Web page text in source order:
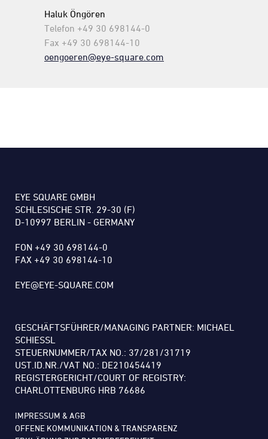
Haluk Öngören
Telefon +49 30 698144-0
Fax +49 30 698144-10
oengoeren@eye-square.com
EYE SQUARE GMBH
SCHLESISCHE STR. 29-30 (F)
D-10997 BERLIN - GERMANY
FON +49 30 698144-0
FAX +49 30 698144-10
EYE@EYE-SQUARE.COM
GESCHÄFTSFÜHRER/MANAGING PARTNER: MICHAEL
SCHIESSL
STEUERNUMMER/TAX NO.: 37/281/31719
UST.ID.NR./VAT NO.: DE210454419
REGISTERGERICHT/COURT OF REGISTRY:
CHARLOTTENBURG HRB 76686
IMPRESSUM & AGB
OFFENE KOMMUNIKATION & TRANSPARENZ